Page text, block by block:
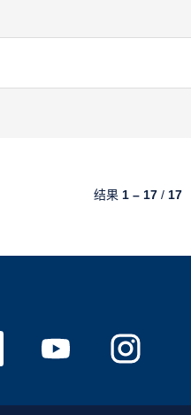
结果 1 – 17 / 17
新
选
打
在
新
选
打